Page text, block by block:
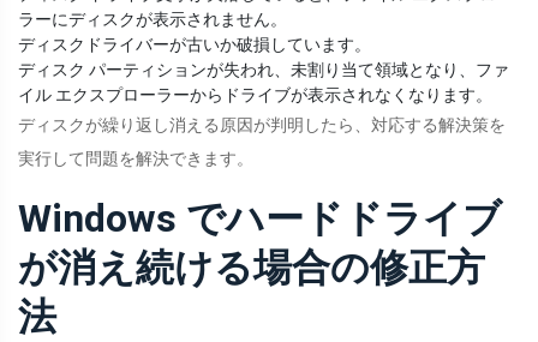
ラーにディスクが表示されません。
ディスクドライバーが古いか破損しています。
ディスク パーティションが失われ、未割り当て領域となり、ファ
イル エクスプローラーからドライブが表示されなくなります。
ディスクが繰り返し消える原因が判明したら、対応する解決策を
実行して問題を解決できます。
Windows でハードドライブ
が消え続ける場合の修正方
法